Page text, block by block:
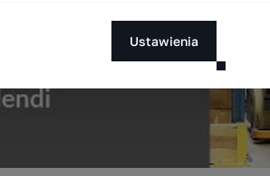
Ustawienia